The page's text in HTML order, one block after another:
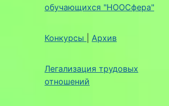
обучающихся "НООСфера"
Конкурсы Архив
Легализация трудовых
отношений